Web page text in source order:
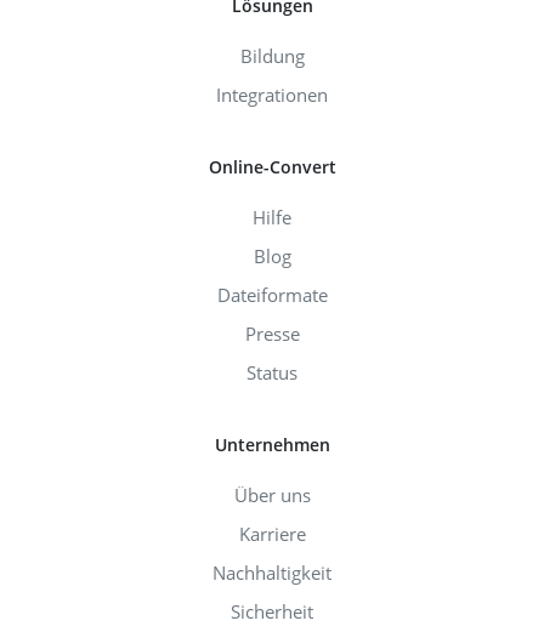
Lösungen
Bildung
Integrationen
Online-Convert
Hilfe
Blog
Dateiformate
Presse
Status
Unternehmen
Über uns
Karriere
Nachhaltigkeit
Sicherheit